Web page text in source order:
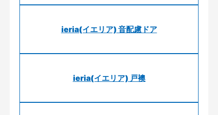
ieria(イエリア) 音配慮ドア
ieria(イエリア) 戸襖